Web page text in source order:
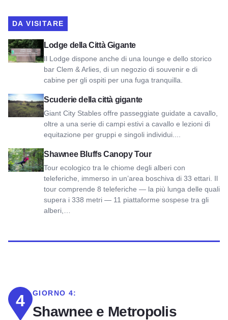
DA VISITARE
Lodge della Città Gigante
Il Lodge dispone anche di una lounge e dello storico
bar Clem & Arlies, di un negozio di souvenir e di
cabine per gli ospiti per una fuga tranquilla.
Visualizza il Giant City Lodge
Scuderie della città gigante
Giant City Stables offre passeggiate guidate a cavallo,
oltre a una serie di campi estivi a cavallo e lezioni di
equitazione per gruppi e singoli individui....
Vedi Giant City Stables
Shawnee Bluffs Canopy Tour
Tour ecologico tra le chiome degli alberi con
teleferiche, immerso in un’area boschiva di 33 ettari. Il
tour comprende 8 teleferiche — la più lunga delle quali
supera i 338 metri — 11 piattaforme sospese tra gli
alberi,…
Visualizza il tour del baldacchino di Shawnee Bluffs
4 GIORNO 4:
Shawnee e Metropolis